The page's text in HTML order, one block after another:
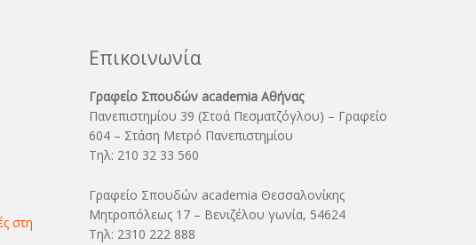
στη
Επικοινωνία
Γραφείο Σπουδών academia Αθήνας
Πανεπιστημίου 39 (Στοά Πεσματζόγλου) – Γραφείο
604 – Στάση Μετρό Πανεπιστημίου
Τηλ: 210 32 33 560
Γραφείο Σπουδών academia Θεσσαλονίκης
Μητροπόλεως 17 – Βενιζέλου γωνία, 54624
Τηλ: 2310 222 888